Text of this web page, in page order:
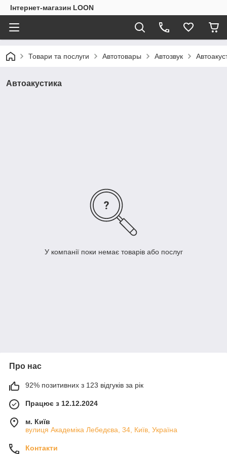
Інтернет-магазин LOON
Товари та послуги Автотовары Автозвук
Автоакустика
У компанії поки немає товарів або послуг
Про нас
92% позитивних з 123 відгуків за рік
Працює з 12.12.2024
м. Київ
вулиця Академіка Лебедєва, 34, Київ, Україна
Контакти